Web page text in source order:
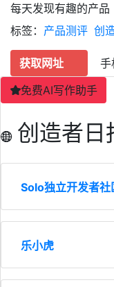
每天发现有趣的产品
标签： 产品测评 创
获取网址
手
免费AI写作助手
创造者日
Solo独立开发者社
乐小虎